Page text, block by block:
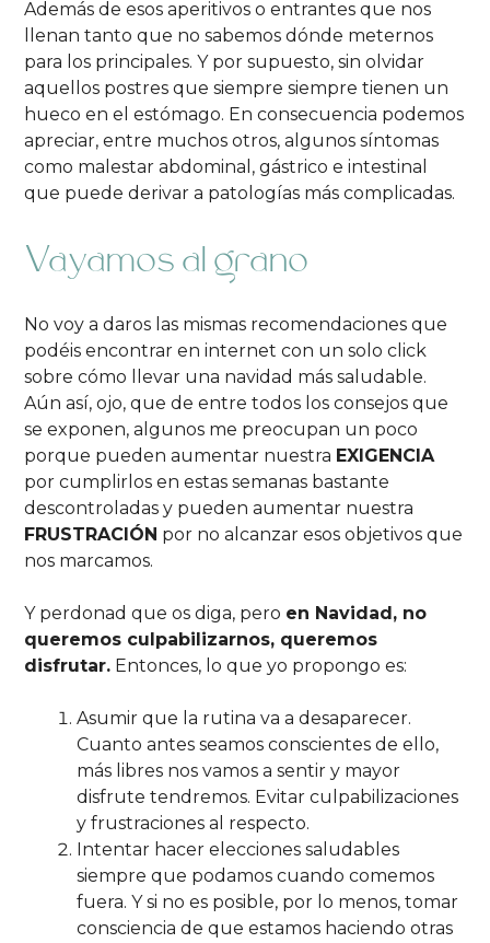
Además de esos aperitivos o entrantes que nos
llenan tanto que no sabemos dónde meternos
para los principales. Y por supuesto, sin olvidar
aquellos postres que siempre siempre tienen un
hueco en el estómago. En consecuencia podemos
apreciar, entre muchos otros, algunos síntomas
como malestar abdominal, gástrico e intestinal
que puede derivar a patologías más complicadas.
Vayamos al grano
No voy a daros las mismas recomendaciones que
podéis encontrar en internet con un solo click
sobre cómo llevar una navidad más saludable.
Aún así, ojo, que de entre todos los consejos que
se exponen, algunos me preocupan un poco
porque pueden aumentar nuestra EXIGENCIA
por cumplirlos en estas semanas bastante
descontroladas y pueden aumentar nuestra
FRUSTRACIÓN por no alcanzar esos objetivos que
nos marcamos.
Y perdonad que os diga, pero en Navidad, no
queremos culpabilizarnos, queremos
disfrutar. Entonces, lo que yo propongo es:
Asumir que la rutina va a desaparecer.
Cuanto antes seamos conscientes de ello,
más libres nos vamos a sentir y mayor
disfrute tendremos. Evitar culpabilizaciones
y frustraciones al respecto.
Intentar hacer elecciones saludables
siempre que podamos cuando comemos
fuera. Y si no es posible, por lo menos, tomar
consciencia de que estamos haciendo otras